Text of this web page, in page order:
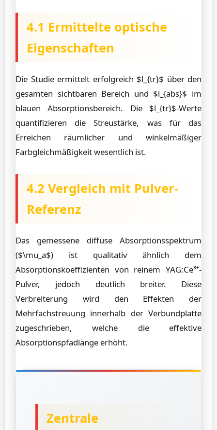
4.1 Ermittelte optische
Eigenschaften
Die Studie ermittelt erfolgreich $l_{tr}$ über den
gesamten sichtbaren Bereich und $l_{abs}$ im
blauen Absorptionsbereich. Die $l_{tr}$-Werte
quantifizieren die Streustärke, was für das
Erreichen räumlicher und winkelmäßiger
Farbgleichmäßigkeit wesentlich ist.
4.2 Vergleich mit Pulver-
Referenz
Das gemessene diffuse Absorptionsspektrum
($\mu_a$) ist qualitativ ähnlich dem
Absorptionskoeffizienten von reinem YAG:Ce³⁺-
Pulver, jedoch deutlich breiter. Diese
Verbreiterung wird den Effekten der
Mehrfachstreuung innerhalb der Verbundplatte
zugeschrieben, welche die effektive
Absorptionspfadlänge erhöht.
Zentrale